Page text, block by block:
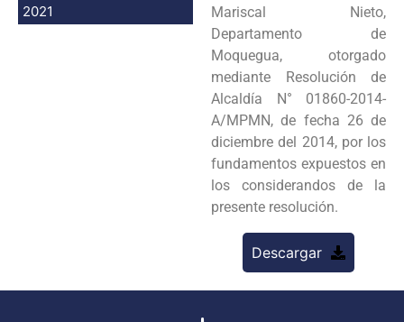
2021
Mariscal Nieto,
Departamento de
Moquegua, otorgado
mediante Resolución de
Alcaldía N° 01860-2014-
A/MPMN, de fecha 26 de
diciembre del 2014, por los
fundamentos expuestos en
los considerandos de la
presente resolución.
Descargar